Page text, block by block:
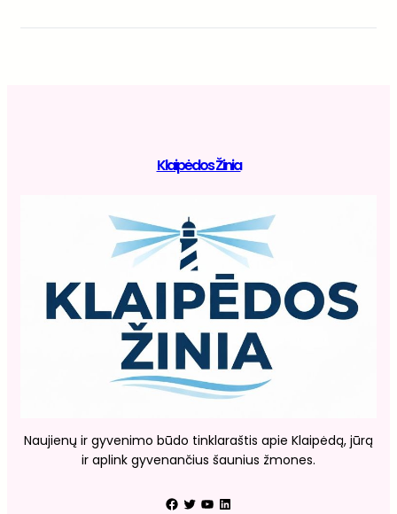
Klaipėdos Žinia
Naujienų ir gyvenimo būdo tinklaraštis apie Klaipėdą, jūrą
ir aplink gyvenančius šaunius žmones.
Facebook Twitter YouTube LinkedIn